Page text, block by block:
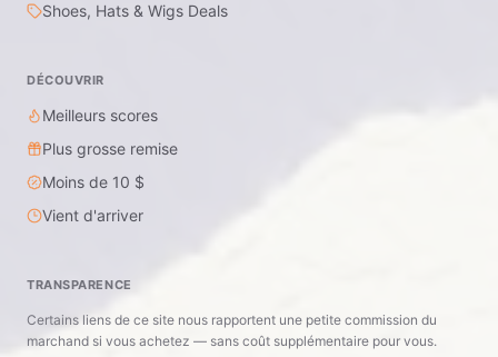
Shoes, Hats & Wigs Deals
DÉCOUVRIR
Meilleurs scores
Plus grosse remise
Moins de 10 $
Vient d'arriver
TRANSPARENCE
Certains liens de ce site nous rapportent une petite commission du
marchand si vous achetez — sans coût supplémentaire pour vous.